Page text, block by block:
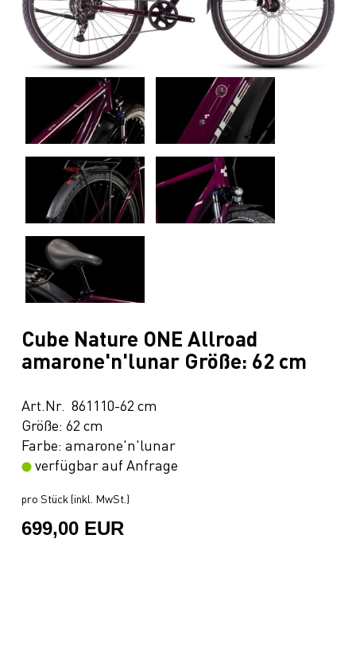
Cube Nature ONE Allroad
amarone'n'lunar Größe: 62 cm
Art.Nr. 861110-62 cm
Größe: 62 cm
Farbe: amarone'n'lunar
verfügbar auf Anfrage
pro Stück (inkl. MwSt.)
699,00 EUR